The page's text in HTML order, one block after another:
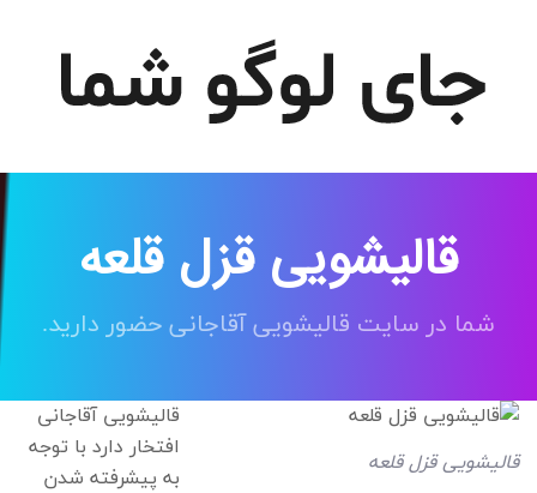
قالیشویی قزل قلعه
شما در سایت قالیشویی آقاجانی حضور دارید.
قالیشویی قزل قلعه
قالیشویی آقاجانی
افتخار دارد با توجه
به پیشرفته شدن